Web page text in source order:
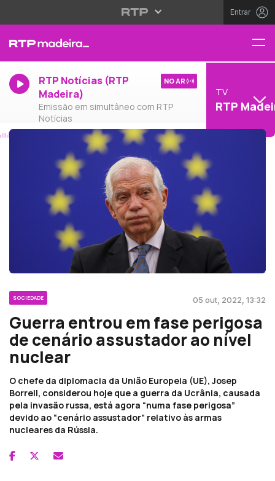
Entrar
RTP Notícias (RTP
Madeira)
Emissão em simultâneo com RTP
Notícias
NO AR
TV
RTP
SOCIEDADE 05 out, 2022, 13:32
Guerra entrou em fase perigosa
de cenário assustador ao nível
nuclear
O chefe da diplomacia da União Europeia (UE), Josep
Borrell, considerou hoje que a guerra da Ucrânia, causada
pela invasão russa, está agora “numa fase perigosa”
devido ao “cenário assustador” relativo às armas
nucleares da Rússia.